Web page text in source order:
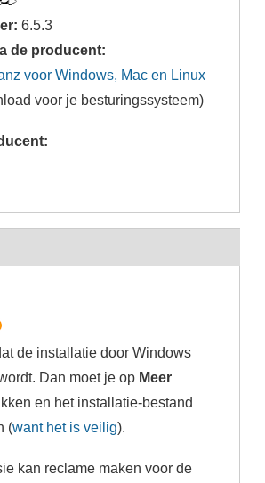
6.5.3
de producent:
voor Windows, Mac en Linux
voor je besturingssysteem)
de installatie door Windows
Dan moet je op Meer
en het installatie-bestand
(want het is veilig).
kan reclame maken voor de